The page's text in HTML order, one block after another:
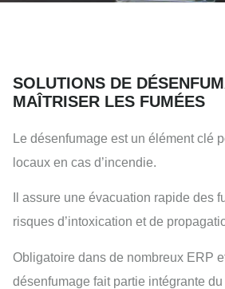
SOLUTIONS DE
MAÎTRISER LES FUMÉES
Le désenfumage est un élément clé
locaux en cas d’incendie.
Il assure une évacuation rapide des
risques d’intoxication et de
Obligatoire dans de nombreux ERP
désenfumage fait partie intégrante